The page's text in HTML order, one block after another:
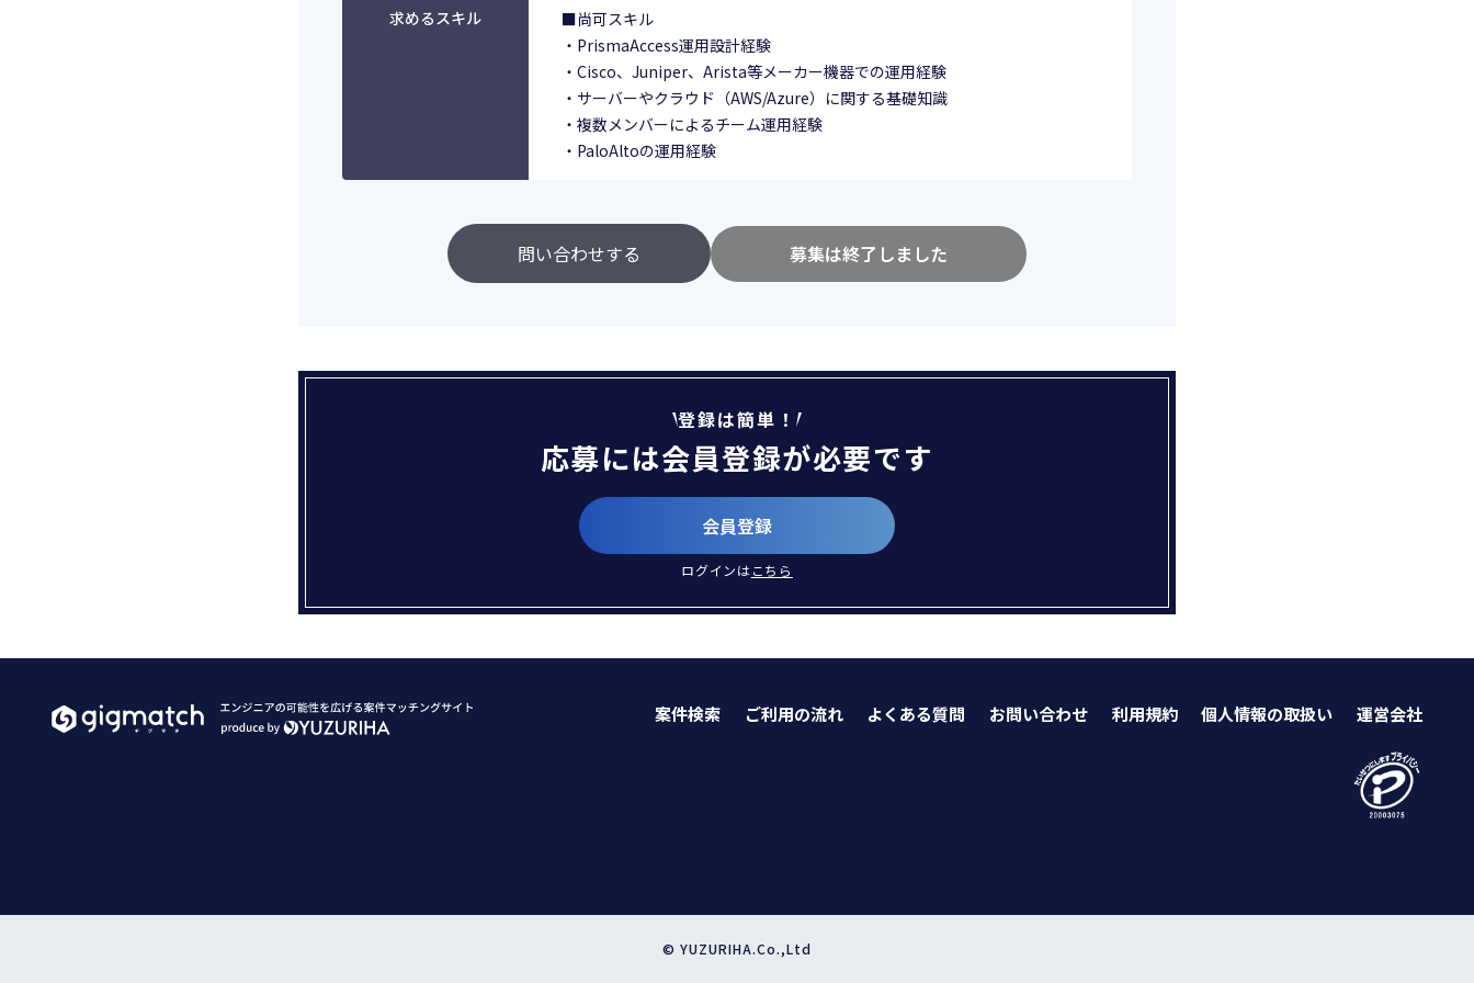
求めるスキル
■尚可スキル
・PrismaAccess運用設計経験
・Cisco、Juniper、Arista等メーカー機器での運用経験
・サーバーやクラウド（AWS/Azure）に関する基礎知識
・複数メンバーによるチーム運用経験
・PaloAltoの運用経験
問い合わせする 募集は終了しました
登録は簡単！
応募には会員登録が必要です
会員登録
ログインはこちら
案件検索 ご利用の流れ よくある質問 お問い合わせ 利用規約 個人情報の取扱い 運営会社
© YUZURIHA.Co.,Ltd